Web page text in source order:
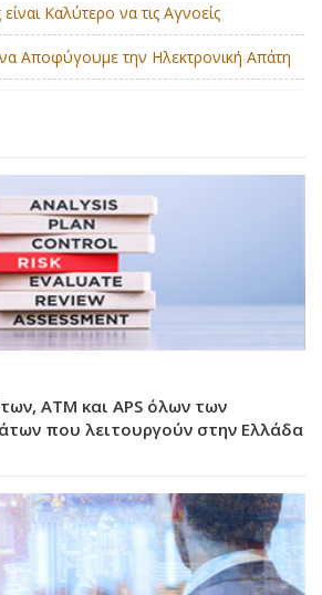
Καλύτερο να τις Αγνοείς
Αποφύγουμε την Ηλεκτρονική Απάτη
ATM και APS όλων των
που λειτουργούν στην Ελλάδα